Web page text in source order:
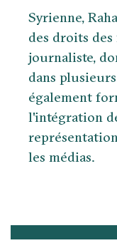
Syrienne,
des droits
journaliste,
dans
également
l'intégration
les médias.